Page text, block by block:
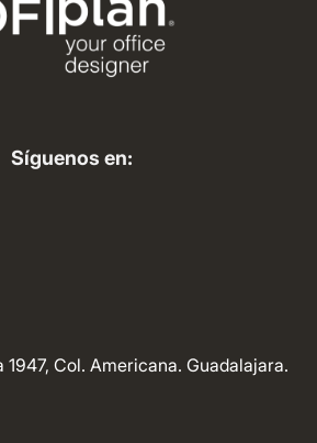
Síguenos en:
Col. Americana. Guadalajara.